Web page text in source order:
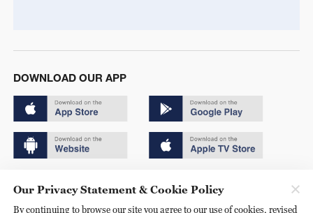
DOWNLOAD OUR APP
京ICP备20000184号
Our Privacy Statement & Cookie Policy
By continuing to browse our site you agree to our use of cookies, revised